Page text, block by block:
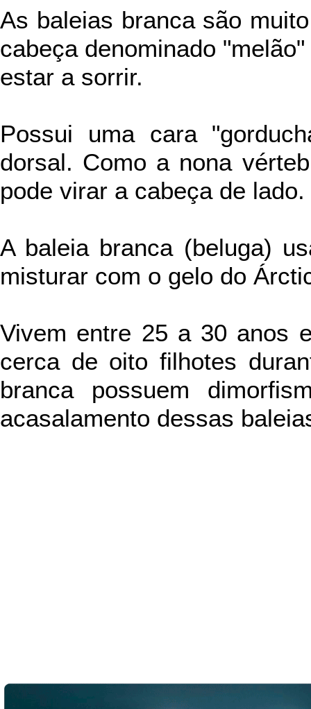
As baleias branca são
cabeça denominado
estar a sorrir.
Possui uma cara
dorsal. Como a nona
pode virar a cabeça de lado.
A baleia branca (beluga)
misturar com o gelo do
Vivem entre 25 a 30 anos
cerca de oito filhotes
branca possuem
acasalamento dessas